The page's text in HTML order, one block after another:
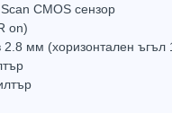
Безплатно
CMOS сензор
on)
2.8 мм (хоризонтален ъгъл